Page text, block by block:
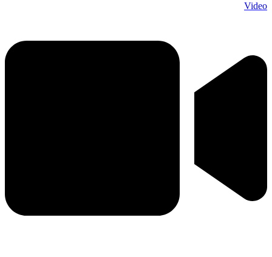
Video